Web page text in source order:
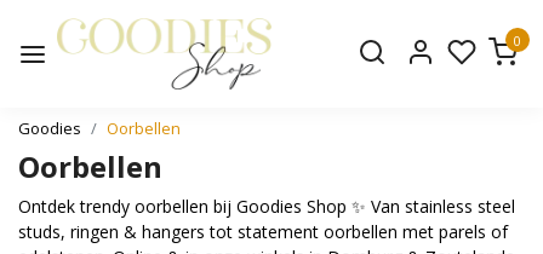
0
Goodies Oorbellen
Oorbellen
Ontdek trendy oorbellen bij Goodies Shop ✨ Van stainless steel
studs, ringen & hangers tot statement oorbellen met parels of